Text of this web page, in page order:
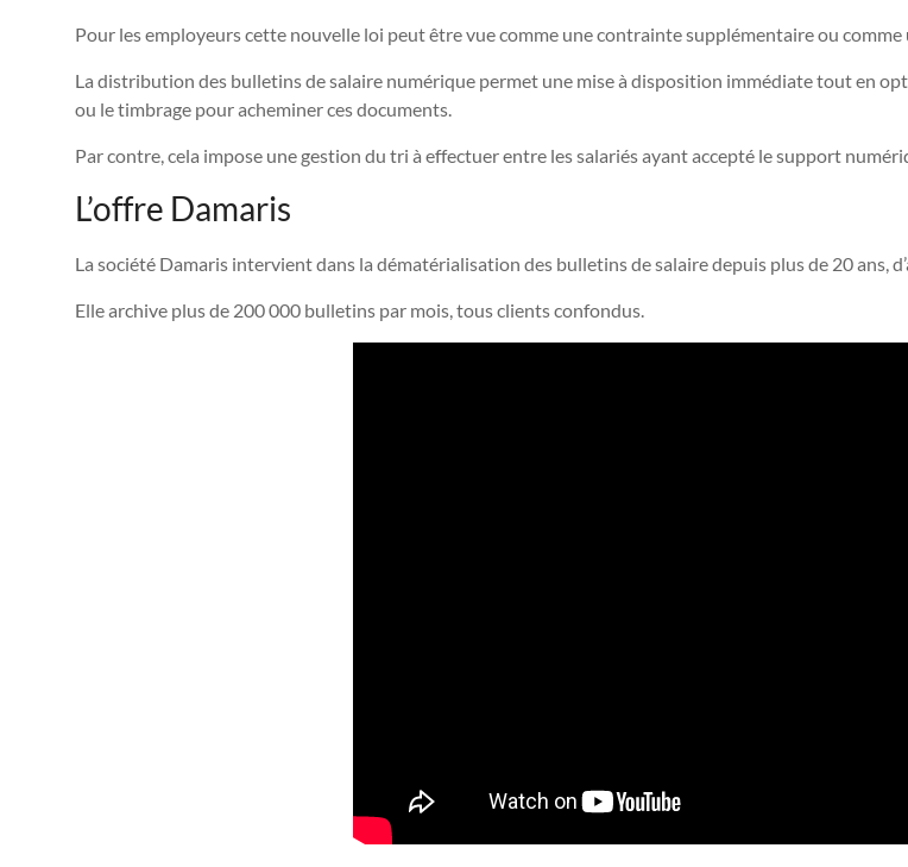
Pour les employeurs cette nouvelle loi peut être vue comme une contrainte supplémentaire ou
La distribution des bulletins de salaire numérique permet une mise à disposition immédiate tout en
ou le timbrage pour acheminer ces documents.
Par contre, cela impose une gestion du tri à effectuer entre les salariés ayant accepté le support
L’offre Damaris
La société Damaris intervient dans la dématérialisation des bulletins de salaire depuis plus de 20 ans,
Elle archive plus de 200 000 bulletins par mois, tous clients confondus.